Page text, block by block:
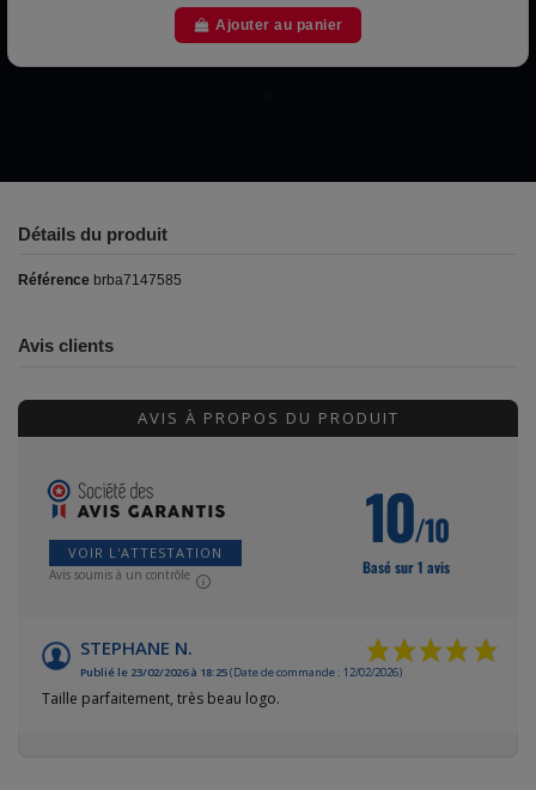
Ajouter au panier
Détails du produit
Référence brba7147585
Avis clients
AVIS À PROPOS DU PRODUIT
VOIR L'ATTESTATION
Avis soumis à un contrôle
10/10
Basé sur 1 avis
STEPHANE N.
Publié le 23/02/2026 à 18:25(Date de commande : 12/02/2026)
Taille parfaitement, très beau logo.